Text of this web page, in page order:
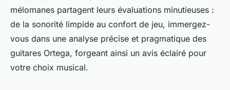
mélomanes partagent leurs évaluations minutieuses :
de la sonorité limpide au confort de jeu, immergez-
vous dans une analyse précise et pragmatique des
guitares Ortega, forgeant ainsi un avis éclairé pour
votre choix musical.